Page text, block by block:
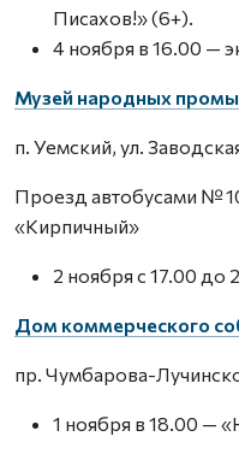
Писахов!» (6+).
4 ноября в 16.00 —
Музей народных
п. Уемский, ул.
Проезд автобусами №
«Кирпичный»
2 ноября с 17.00 до
Дом коммерческого
пр. Чумбарова-
1 ноября в 18.00 —